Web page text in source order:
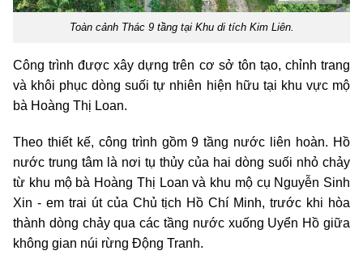
Toàn cảnh Thác 9 tầng tại Khu di tích Kim Liên.
Công trình được xây dựng trên cơ sở tôn tạo, chỉnh trang
và khôi phục dòng suối tự nhiên hiện hữu tại khu vực mộ
bà Hoàng Thị Loan.
Theo thiết kế, công trình gồm 9 tầng nước liên hoàn. Hồ
nước trung tâm là nơi tụ thủy của hai dòng suối nhỏ chảy
từ khu mộ bà Hoàng Thị Loan và khu mộ cụ Nguyễn Sinh
Xin - em trai út của Chủ tịch Hồ Chí Minh, trước khi hòa
thành dòng chảy qua các tầng nước xuống Uyển Hồ giữa
không gian núi rừng Động Tranh.